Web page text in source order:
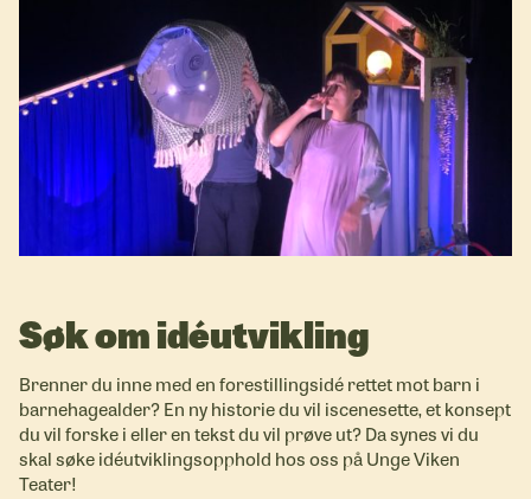
Søk om idéutvikling
Brenner du inne med en forestillingsidé rettet mot barn i
barnehagealder? En ny historie du vil iscenesette, et konsept
du vil forske i eller en tekst du vil prøve ut? Da synes vi du
skal søke idéutviklingsopphold hos oss på Unge Viken
Teater!